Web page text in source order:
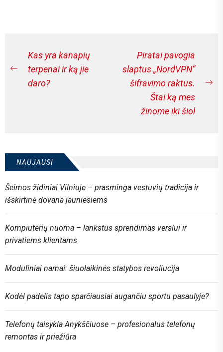
Navigacija
tarp
įrašų
Previous
post:
Kas yra kanapių
terpenai ir ką jie
daro?
Piratai pavogia
slaptus „NordVPN“
šifravimo raktus.
Štai ką mes
žinome iki šiol
NAUJAUSI
Šeimos židiniai Vilniuje – prasminga vestuvių tradicija ir
išskirtinė dovana jauniesiems
Kompiuterių nuoma – lankstus sprendimas verslui ir
privatiems klientams
Moduliniai namai: šiuolaikinės statybos revoliucija
Kodėl padelis tapo sparčiausiai augančiu sportu pasaulyje?
Telefonų taisykla Anykščiuose – profesionalus telefonų
remontas ir priežiūra